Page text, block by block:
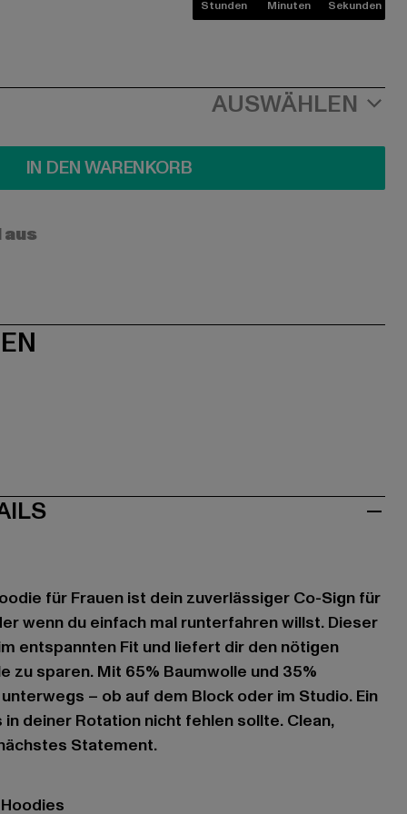
Stunden Minuten Sekunden
AUSWÄHLEN
IN DEN WARENKORB
für Frauen ist dein zuverlässiger Co-Sign für
wenn du einfach mal runterfahren willst. Dieser
entspannten Fit und liefert dir den nötigen
zu sparen. Mit 65% Baumwolle und 35%
– ob auf dem Block oder im Studio. Ein
deiner Rotation nicht fehlen sollte. Clean,
Statement.